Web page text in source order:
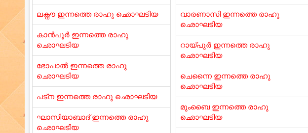
ലക്നൗ ഇന്നത്തെ രാഹു ഛൊഘടിയ
കാൻപൂർ ഇന്നത്തെ രാഹു
ഛൊഘടിയ
ഭോപാൽ ഇന്നത്തെ രാഹു
ഛൊഘടിയ
പട്ന ഇന്നത്തെ രാഹു ഛൊഘടിയ
ഘാസിയാബാദ് ഇന്നത്തെ രാഹു
ഛൊഘടിയ
വാരണാസി ഇന്നത്തെ രാഹു
ഛൊഘടിയ
റായ്പുർ ഇന്നത്തെ രാഹു
ഛൊഘടിയ
ചെന്നൈ ഇന്നത്തെ രാഹു
ഛൊഘടിയ
മുംബൈ ഇന്നത്തെ രാഹു
ഛൊഘടിയ